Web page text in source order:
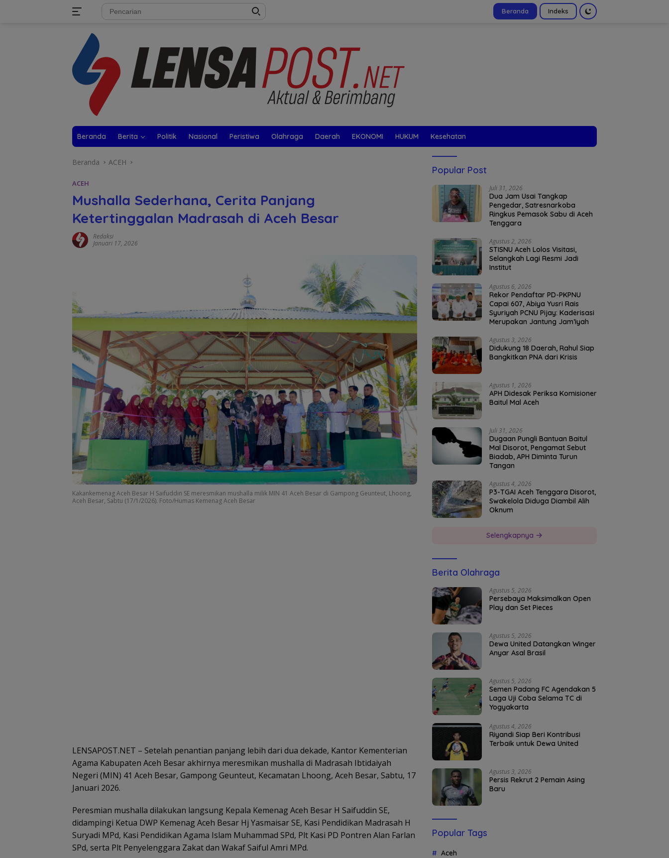
Beranda Indeks
Beranda Berita Politik Nasional Peristiwa Olahraga Daerah EKONOMI HUKUM Kesehatan
Beranda ACEH
ACEH
Mushalla Sederhana, Cerita Panjang
Ketertinggalan Madrasah di Aceh Besar
Redaksi
Januari 17, 2026
Kakankemenag Aceh Besar H Saifuddin SE meresmikan mushalla milik MIN 41 Aceh Besar di Gampong Geunteut, Lhoong,
Aceh Besar, Sabtu (17/1/2026). Foto/Humas Kemenag Aceh Besar
LENSAPOST.NET – Setelah penantian panjang lebih dari dua dekade, Kantor Kementerian
Agama Kabupaten Aceh Besar akhirnya meresmikan mushalla di Madrasah Ibtidaiyah
Negeri (MIN) 41 Aceh Besar, Gampong Geunteut, Kecamatan Lhoong, Aceh Besar, Sabtu, 17
Januari 2026.
Peresmian mushalla dilakukan langsung Kepala Kemenag Aceh Besar H Saifuddin SE,
didampingi Ketua DWP Kemenag Aceh Besar Hj Yasmaisar SE, Kasi Pendidikan Madrasah H
Suryadi MPd, Kasi Pendidikan Agama Islam Muhammad SPd, Plt Kasi PD Pontren Alan Farlan
SPd, serta Plt Penyelenggara Zakat dan Wakaf Saiful Amri MPd.
Popular Post
Juli 31, 2026
Dua Jam Usai Tangkap
Pengedar, Satresnarkoba
Ringkus Pemasok Sabu di Aceh
Tenggara
Agustus 2, 2026
STISNU Aceh Lolos Visitasi,
Selangkah Lagi Resmi Jadi
Institut
Agustus 6, 2026
Rekor Pendaftar PD-PKPNU
Capai 607, Abiya Yusri Rais
Syuriyah PCNU Pijay: Kaderisasi
Merupakan Jantung Jam’iyah
Agustus 3, 2026
Didukung 18 Daerah, Rahul Siap
Bangkitkan PNA dari Krisis
Agustus 1, 2026
APH Didesak Periksa Komisioner
Baitul Mal Aceh
Juli 31, 2026
Dugaan Pungli Bantuan Baitul
Mal Disorot, Pengamat Sebut
Biadab, APH Diminta Turun
Tangan
Agustus 4, 2026
P3-TGAI Aceh Tenggara Disorot,
Swakelola Diduga Diambil Alih
Oknum
Selengkapnya
Berita Olahraga
Agustus 5, 2026
Persebaya Maksimalkan Open
Play dan Set Pieces
Agustus 5, 2026
Dewa United Datangkan Winger
Anyar Asal Brasil
Agustus 5, 2026
Semen Padang FC Agendakan 5
Laga Uji Coba Selama TC di
Yogyakarta
Agustus 4, 2026
Riyandi Siap Beri Kontribusi
Terbaik untuk Dewa United
Agustus 3, 2026
Persis Rekrut 2 Pemain Asing
Baru
Popular Tags
Aceh